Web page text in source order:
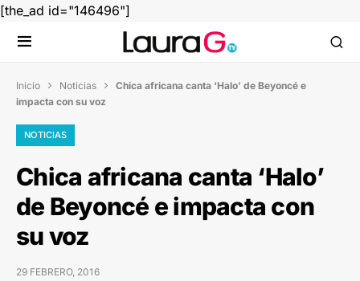
[the_ad id="146496"]
Inicio  Noticias  Chica africana canta ‘Halo’ de Beyoncé e
impacta con su voz
NOTICIAS
Chica africana canta ‘Halo’
de Beyoncé e impacta con
su voz
29 FEBRERO, 2016